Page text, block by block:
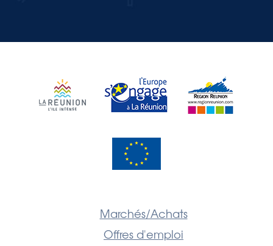
Marchés/Achats
Offres d'emploi